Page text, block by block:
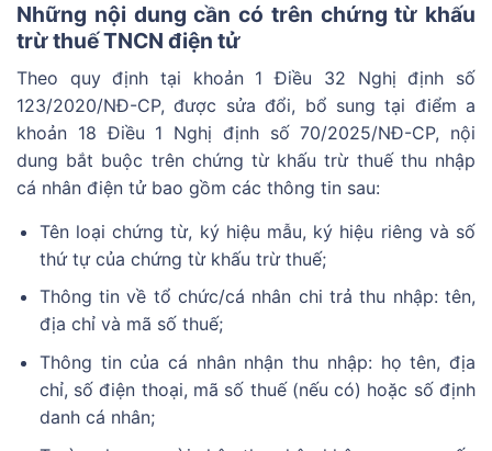
Những nội dung cần có trên chứng từ khấu
trừ thuế TNCN điện tử
Theo quy định tại khoản 1 Điều 32 Nghị định số
123/2020/NĐ-CP, được sửa đổi, bổ sung tại điểm a
khoản 18 Điều 1 Nghị định số 70/2025/NĐ-CP, nội
dung bắt buộc trên chứng từ khấu trừ thuế thu nhập
cá nhân điện tử bao gồm các thông tin sau:
Tên loại chứng từ, ký hiệu mẫu, ký hiệu riêng và số
thứ tự của chứng từ khấu trừ thuế;
Thông tin về tổ chức/cá nhân chi trả thu nhập: tên,
địa chỉ và mã số thuế;
Thông tin của cá nhân nhận thu nhập: họ tên, địa
chỉ, số điện thoại, mã số thuế (nếu có) hoặc số định
danh cá nhân;